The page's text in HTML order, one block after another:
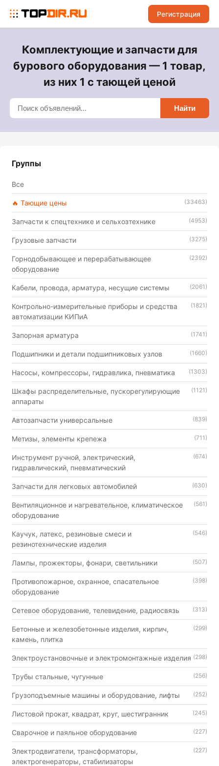
Регистрация
Комплектующие и запчасти для
бурового оборудования — 1 товар,
из них 1 с тающей ценой
Найти
Группы
Все
🔥 Тающие цены (33463)
Запчасти к спецтехнике и сельхозтехнике (4953)
Грузовые запчасти (3275)
Горнодобывающее и перерабатывающее
оборудование
(2392)
Кабели, провода, арматура, несущие системы (2061)
Контрольно-измерительные приборы и средства
автоматизации КИПиА
(1821)
Запорная арматура (1741)
Подшипники и детали подшипниковых узлов (1660)
Насосы, компрессоры, гидравлика, пневматика (1303)
Шкафы распределительные, пускорегулирующие
аппараты
(1121)
Автозапчасти универсальные (839)
Метизы, элементы крепежа (711)
Инструмент ручной, электрический,
гидравлический, пневматический
(674)
Запчасти для легковых автомобилей (630)
Вентиляционное и нагревательное, климатическое
оборудование
(561)
Каучук, латекс, резиновые смеси и
резинотехнические изделия
(546)
Лампы, прожекторы, фонари, светильники (507)
Противопожарное, охранное, спасательное
оборудование
(398)
Сетевое оборудование, телевидение, радиосвязь (313)
Бетонные и железобетонные изделия, кирпич,
камень, плитка
(299)
Электроустановочные и электромонтажные изделия (298)
Трубы стальные, чугунные (256)
Грузоподъемные машины и оборудование, лифты (252)
Листовой прокат, квадрат, круг, шестигранник (245)
Сварочное и паяльное оборудование (227)
Электродвигатели, трансформаторы,
электрогенераторы, стабилизаторы
(227)